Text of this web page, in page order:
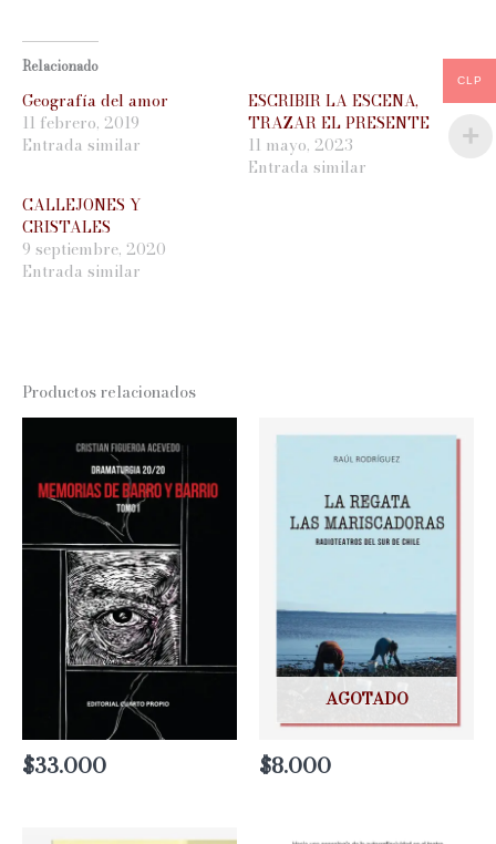
Relacionado
Geografía del amor
11 febrero, 2019
Entrada similar
ESCRIBIR LA ESCENA,
TRAZAR EL PRESENTE
11 mayo, 2023
Entrada similar
CALLEJONES Y
CRISTALES
9 septiembre, 2020
Entrada similar
Productos relacionados
$33.000
AGOTADO
$8.000
CLP